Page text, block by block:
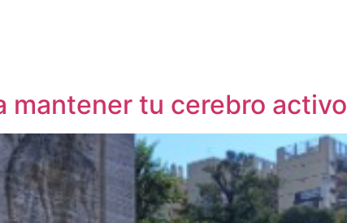
mantener tu cerebro activo